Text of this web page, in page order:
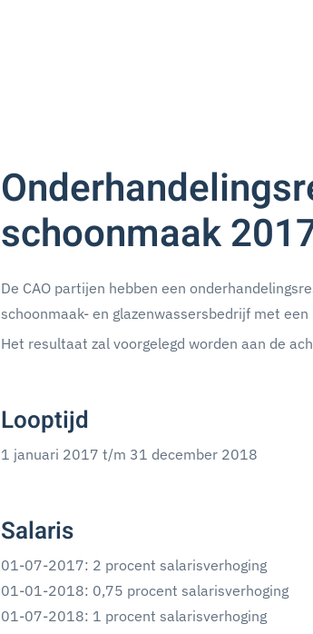
schoonmaak
De CAO partijen hebben een
schoonmaak- en glazenwassersbedrijf met
Het resultaat zal voorgelegd worden aan de
Looptijd
1 januari 2017 t/m 31 december 2018
Salaris
01-07-2017: 2 procent salarisverhoging
01-01-2018: 0,75 procent salarisverhoging
01-07-2018: 1 procent salarisverhoging